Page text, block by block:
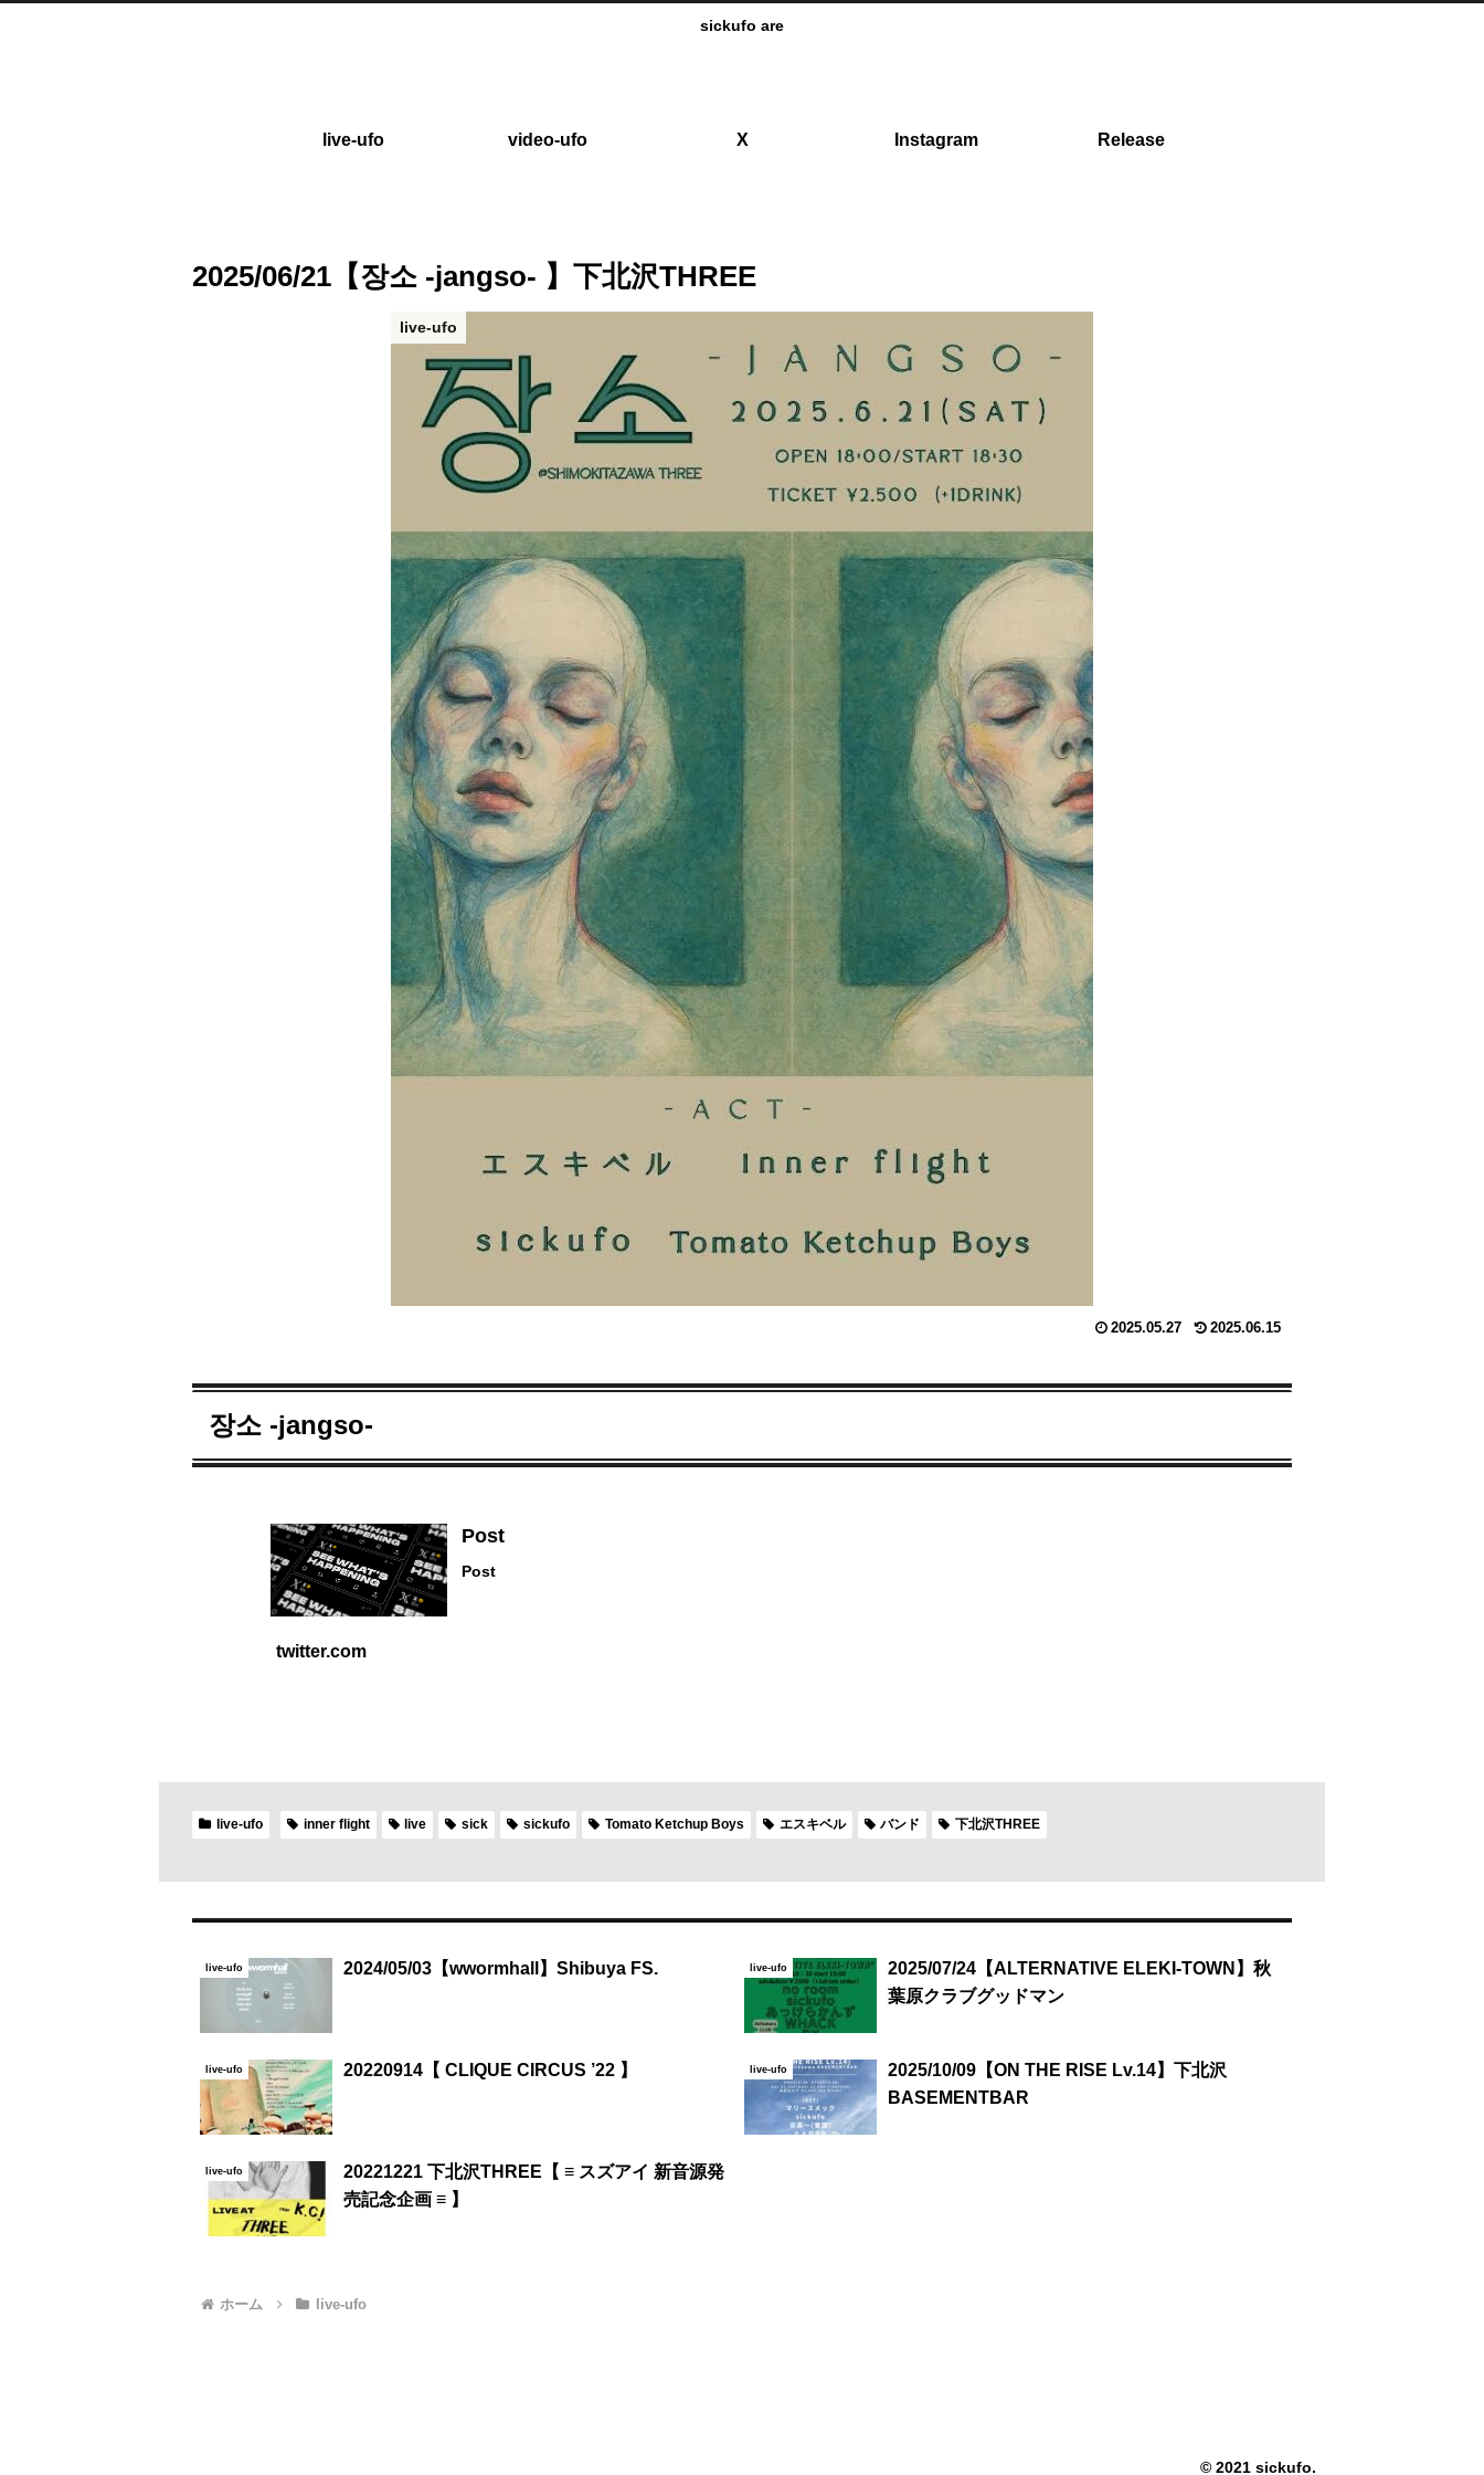
sickufo are
live-ufo video-ufo X Instagram Release
2025/06/21【장소 -jangso- 】下北沢THREE
live-ufo
2025.05.27 2025.06.15
장소 -jangso-
Post
Post
twitter.com
live-ufo inner flight live sick sickufo Tomato Ketchup Boys エスキベル バンド 下北沢THREE
live-ufo 2024/05/03【wwormhall】Shibuya FS. live-ufo
2025/07/24【ALTERNATIVE ELEKI-TOWN】秋
葉原クラブグッドマン
live-ufo 20220914【 CLIQUE CIRCUS ’22 】 live-ufo
2025/10/09【ON THE RISE Lv.14】下北沢
BASEMENTBAR
live-ufo
20221221 下北沢THREE【 ≡ スズアイ 新音源発
売記念企画 ≡ 】
ホーム live-ufo
© 2021 sickufo.